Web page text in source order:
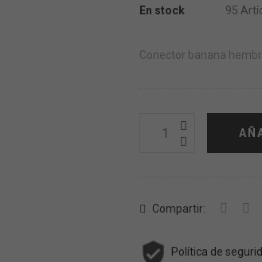
En stock
95
Conector banana
Compartir:
Política de